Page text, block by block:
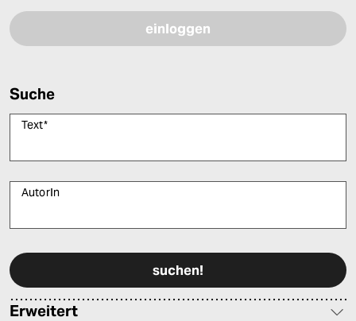
Suche
Text*
AutorIn
Erweitert